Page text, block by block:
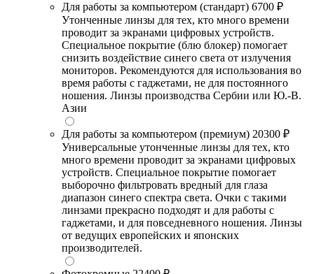
Для работы за компьютером (стандарт) 6700 ₽
Утонченные линзы для тех, кто много времени
проводит за экранами цифровых устройств.
Специальное покрытие (блю блокер) помогает
снизить воздействие синего света от излучения
мониторов. Рекомендуются для использования во
время работы с гаджетами, не для постоянного
ношения. Линзы производства Сербии или Ю.-В.
Азии
Для работы за компьютером (премиум) 20300 ₽
Универсальные утонченные линзы для тех, кто
много времени проводит за экранами цифровых
устройств. Специальное покрытие помогает
выборочно фильтровать вредный для глаза
диапазон синего спектра света. Очки с такими
линзами прекрасно подходят и для работы с
гаджетами, и для повседневного ношения. Линзы
от ведущих европейских и японских
производителей.